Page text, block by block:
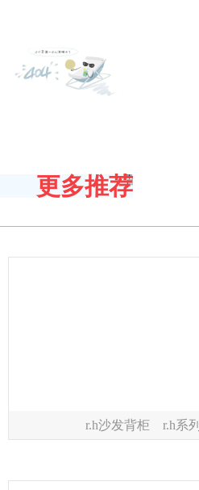
更多推荐
r.h沙发背柜 r.h系列